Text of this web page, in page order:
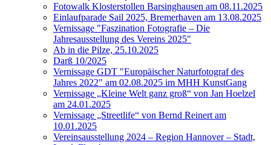
Fotowalk Klosterstollen Barsinghausen am 08.11.2025
Einlaufparade Sail 2025, Bremerhaven am 13.08.2025
Vernissage "Faszination Fotografie – Die
Jahresausstellung des Vereins 2025"
Ab in die Pilze, 25.10.2025
Darß 10/2025
Vernissage GDT "Europäischer Naturfotograf des
Jahres 2022" am 02.08.2025 im MHH KunstGang
Vernissage „Kleine Welt ganz groß“ von Jan Hoelzel
am 24.01.2025
Vernissage „Streetlife“ von Bernd Reinert am
10.01.2025
Vereinsausstellung 2024 – Region Hannover – Stadt,